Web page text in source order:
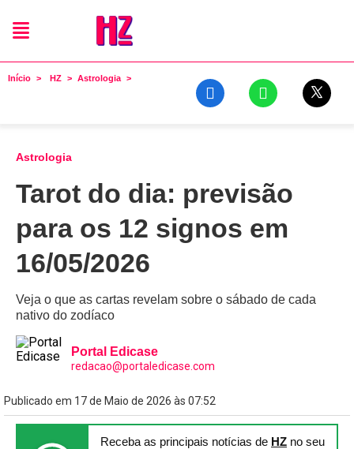
Início HZ Astrologia
Astrologia
Tarot do dia: previsão
para os 12 signos em
16/05/2026
Veja o que as cartas revelam sobre o sábado de cada
nativo do zodíaco
Portal Edicase
redacao@portaledicase.com
Publicado em 17 de Maio de 2026 às 07:52
Receba as principais notícias de HZ no seu